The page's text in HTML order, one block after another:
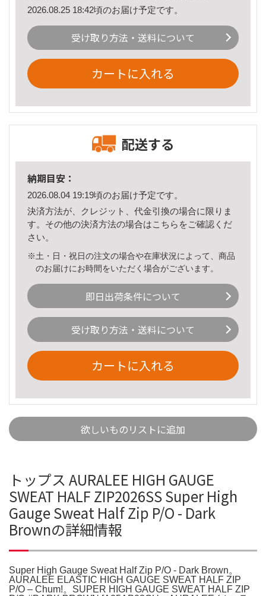
2026.08.25 18:42頃のお届け予定です。
受け取り方法・送料について
カートに入れる
配送する
納期目安：
2026.08.04 19:19頃のお届け予定です。
決済方法が、クレジット、代金引換の場合に限りま
す。その他の決済方法の場合はこちら をご確認くだ
さい。
※土・日・祝日の注文の場合や在庫状況によって、商品
のお届けにお時間をいただく場合がございます。
即日出荷条件について
受け取り方法・送料について
カートに入れる
欲しいものリストに追加
トップス AURALEE HIGH GAUGE
SWEAT HALF ZIP2026SS Super High
Gauge Sweat Half Zip P/O - Dark
Brownの詳細情報
Super High Gauge Sweat Half Zip P/O - Dark Brown。
AURALEE ELASTIC HIGH GAUGE SWEAT HALF ZIP
P/O – Chum!。SUPER HIGH GAUGE SWEAT HALF ZIP